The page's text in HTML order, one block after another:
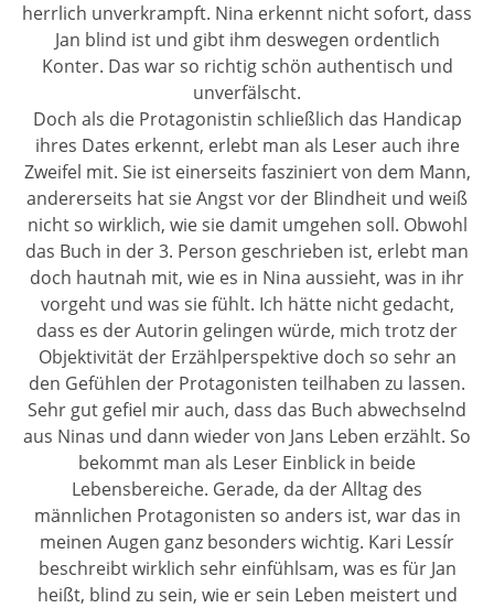
herrlich unverkrampft. Nina erkennt nicht sofort, dass
Jan blind ist und gibt ihm deswegen ordentlich
Konter. Das war so richtig schön authentisch und
unverfälscht.
Doch als die Protagonistin schließlich das Handicap
ihres Dates erkennt, erlebt man als Leser auch ihre
Zweifel mit. Sie ist einerseits fasziniert von dem Mann,
andererseits hat sie Angst vor der Blindheit und weiß
nicht so wirklich, wie sie damit umgehen soll. Obwohl
das Buch in der 3. Person geschrieben ist, erlebt man
doch hautnah mit, wie es in Nina aussieht, was in ihr
vorgeht und was sie fühlt. Ich hätte nicht gedacht,
dass es der Autorin gelingen würde, mich trotz der
Objektivität der Erzählperspektive doch so sehr an
den Gefühlen der Protagonisten teilhaben zu lassen.
Sehr gut gefiel mir auch, dass das Buch abwechselnd
aus Ninas und dann wieder von Jans Leben erzählt. So
bekommt man als Leser Einblick in beide
Lebensbereiche. Gerade, da der Alltag des
männlichen Protagonisten so anders ist, war das in
meinen Augen ganz besonders wichtig. Kari Lessír
beschreibt wirklich sehr einfühlsam, was es für Jan
heißt, blind zu sein, wie er sein Leben meistert und